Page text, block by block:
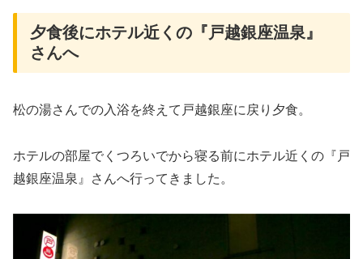
夕食後にホテル近くの『戸越銀座温泉』
さんへ
松の湯さんでの入浴を終えて戸越銀座に戻り夕食。
ホテルの部屋でくつろいでから寝る前にホテル近くの『戸
越銀座温泉』さんへ行ってきました。